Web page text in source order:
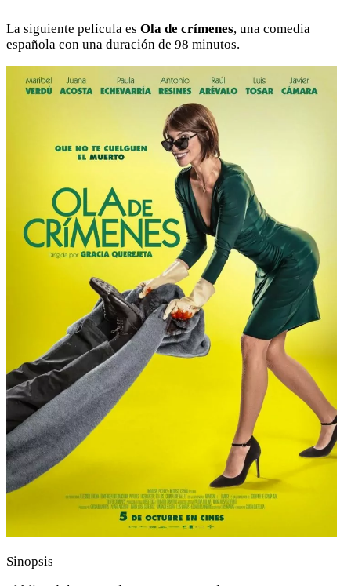
La siguiente película es Ola de crímenes, una comedia
española con una duración de 98 minutos.
Sinopsis